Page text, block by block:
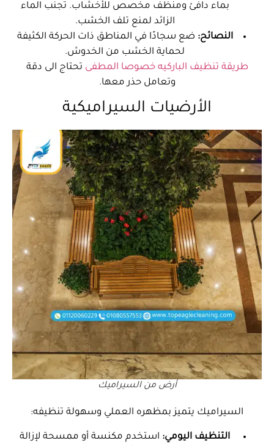
بماء دافئ ومنظف مخصص للأخشاب. تجنب الماء
الزائد لمنع تلف الخشب.
النصائح: ضع سجادًا في المناطق ذات الحركة الكثيفة
لحماية الخشب من الخدوش.
طريقة تنظيف الباركيه خصوصا المطفى تحتاج الى دقة
وتعامل حذر معها.
الأرضيات السيراميكية
أرض من السيراميك
السيراميك يتميز بمظهره العملي وسهولة تنظيفه:
التنظيف اليومي: استخدم مكنسة أو ممسحة لإزالة